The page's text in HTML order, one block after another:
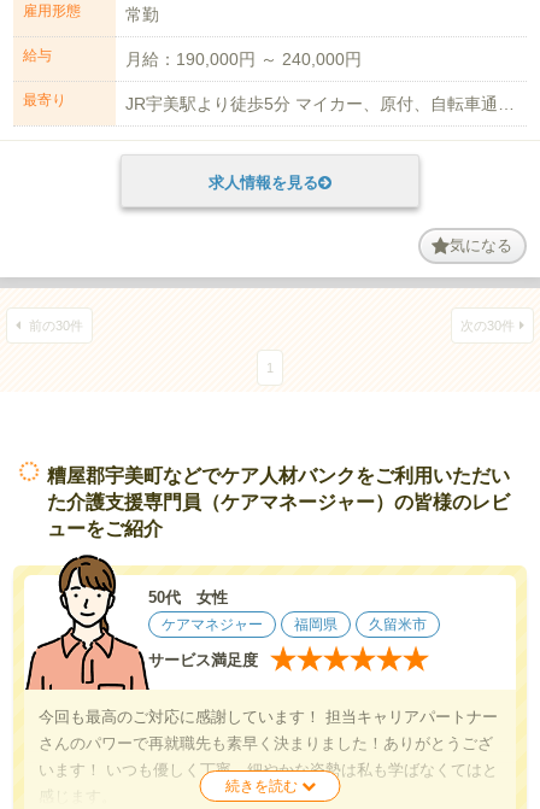
雇用形態 常勤
給与 月給：190,000円 ～ 240,000円
最寄り
求人情報を見る
気になる
前の30件 次の30件
1
糟屋郡宇美町などでケア人材バンクをご利用いただい
た介護支援専門員（ケアマネージャー）の皆様のレビ
ューをご紹介
50代 女性
ケアマネジャー 福岡県 久留米市
サービス満足度 ★★★★★★
今回も最高のご対応に感謝しています！ 担当キャリアパートナー
さんのパワーで再就職先も素早く決まりました！ありがとうござ
います！ いつも優しく丁寧、細やかな姿勢は私も学ばなくてはと
感じます。